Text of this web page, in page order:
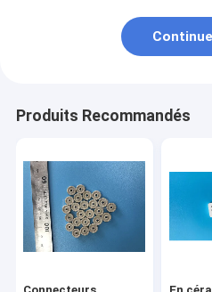
Produits Recommandés